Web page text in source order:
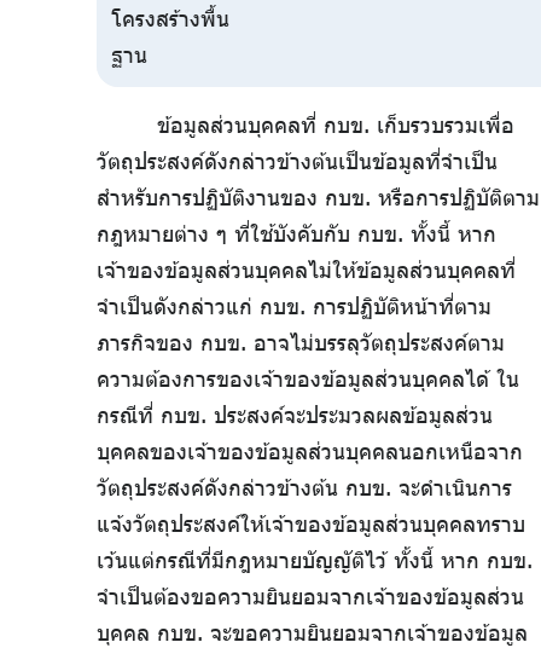
โครงสร้างพื้น
ฐาน
ข้อมูลส่วนบุคคลที่ กบข. เก็บรวบรวมเพื่อ
วัตถุประสงค์ดังกล่าวข้างต้นเป็นข้อมูลที่จำเป็น
สำหรับการปฏิบัติงานของ กบข. หรือการปฏิบัติตาม
กฎหมายต่าง ๆ ที่ใช้บังคับกับ กบข. ทั้งนี้ หาก
เจ้าของข้อมูลส่วนบุคคลไม่ให้ข้อมูลส่วนบุคคลที่
จำเป็นดังกล่าวแก่ กบข. การปฏิบัติหน้าที่ตาม
ภารกิจของ กบข. อาจไม่บรรลุวัตถุประสงค์ตาม
ความต้องการของเจ้าของข้อมูลส่วนบุคคลได้ ใน
กรณีที่ กบข. ประสงค์จะประมวลผลข้อมูลส่วน
บุคคลของเจ้าของข้อมูลส่วนบุคคลนอกเหนือจาก
วัตถุประสงค์ดังกล่าวข้างต้น กบข. จะดำเนินการ
แจ้งวัตถุประสงค์ให้เจ้าของข้อมูลส่วนบุคคลทราบ
เว้นแต่กรณีที่มีกฎหมายบัญญัติไว้ ทั้งนี้ หาก กบข.
จำเป็นต้องขอความยินยอมจากเจ้าของข้อมูลส่วน
บุคคล กบข. จะขอความยินยอมจากเจ้าของข้อมูล